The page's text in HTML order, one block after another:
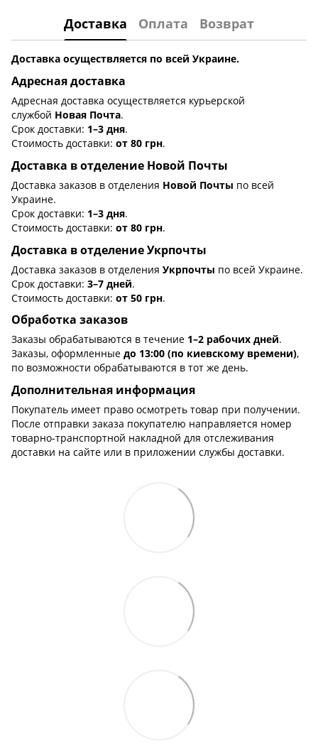
Доставка Оплата Возврат
Доставка осуществляется по всей Украине.
Адресная доставка
Адресная доставка осуществляется курьерской
службой Новая Почта.
Срок доставки: 1–3 дня.
Стоимость доставки: от 80 грн.
Доставка в отделение Новой Почты
Доставка заказов в отделения Новой Почты по всей
Украине.
Срок доставки: 1–3 дня.
Стоимость доставки: от 80 грн.
Доставка в отделение Укрпочты
Доставка заказов в отделения Укрпочты по всей Украине.
Срок доставки: 3–7 дней.
Стоимость доставки: от 50 грн.
Обработка заказов
Заказы обрабатываются в течение 1–2 рабочих дней.
Заказы, оформленные до 13:00 (по киевскому времени),
по возможности обрабатываются в тот же день.
Дополнительная информация
Покупатель имеет право осмотреть товар при получении.
После отправки заказа покупателю направляется номер
товарно-транспортной накладной для отслеживания
доставки на сайте или в приложении службы доставки.